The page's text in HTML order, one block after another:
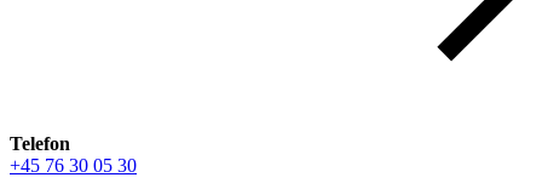
Telefon
+45 76 30 05 30